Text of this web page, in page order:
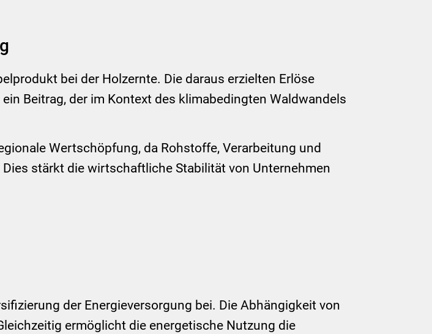
bei der Holzernte. Die daraus erzielten Erlöse
Beitrag, der im Kontext des klimabedingten Waldwandels
Wertschöpfung, da Rohstoffe, Verarbeitung und
stärkt die wirtschaftliche Stabilität von Unternehmen
der Energieversorgung bei. Die Abhängigkeit von
ermöglicht die energetische Nutzung die